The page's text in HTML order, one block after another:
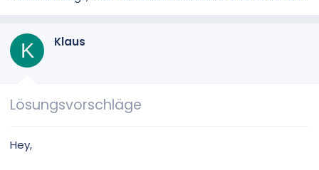
K Klaus
Lösungsvorschläge
Hey,